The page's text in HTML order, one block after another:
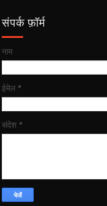
संपर्क फ़ॉर्म
नाम
ईमेल *
संदेश *